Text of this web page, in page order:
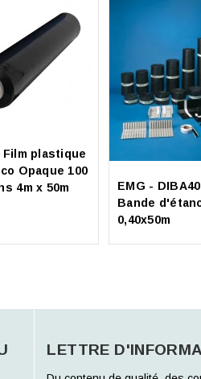
Film plastique
Opaque 100
4m x 50m
EMG - DIBA40
Bande
0,40x50m
LETTRE